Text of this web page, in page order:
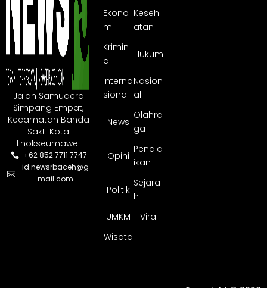
Jalan Samudera
Simpang Empat,
Kecamatan Banda
Sakti Kota
Lhokseumawe.
+62 852 7711 7747
id.newsrbaceh@g
mail.com
Ekono
mi
Keseh
atan
Krimin
al
Hukum
Interna
sional
Nasion
al
News
Olahra
ga
Opini
Pendid
ikan
Politik
Sejara
h
UMKM
Viral
Wisata